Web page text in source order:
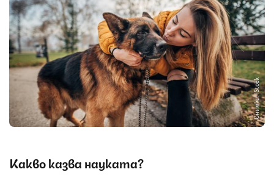
Снимка: iStock
Какво казва науката?